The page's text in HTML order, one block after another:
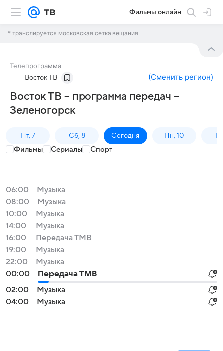
Фильмы онлайн
* транслируется московская сетка вещания
Телепрограмма
Восток ТВ (Сменить регион)
Восток ТВ – программа передач –
Зеленогорск
Пт, 7 Сб, 8 Сегодня Пн, 10
Фильмы Сериалы Спорт
06:00
Музыка
08:00
Музыка
10:00
Музыка
14:00
Музыка
16:00
Передача ТМВ
19:00
Музыка
22:00
Музыка
00:00
Передача ТМВ
02:00
Музыка
04:00
Музыка